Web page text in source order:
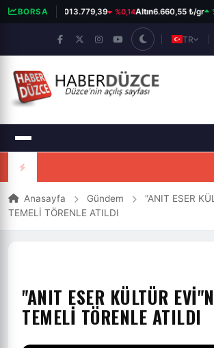
BORSA
BIST 100 13.779,39 %0,14Altın6.660,55 ₺/gr
TR
Anasayfa Gündem
"ANIT ESER
TEMELİ TÖRENLE ATILDI
"ANIT ESER KÜLTÜR
TEMELİ TÖRENLE ATILDI